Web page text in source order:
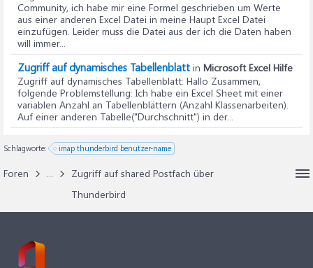
Community, ich habe mir eine Formel geschrieben um Werte
aus einer anderen Excel Datei in meine Haupt Excel Datei
einzufügen. Leider muss die Datei aus der ich die Daten haben
will immer...
Zugriff auf dynamisches Tabellenblatt in Microsoft Excel Hilfe
Zugriff auf dynamisches Tabellenblatt: Hallo Zusammen,
folgende Problemstellung: Ich habe ein Excel Sheet mit einer
variablen Anzahl an Tabellenblättern (Anzahl Klassenarbeiten).
Auf einer anderen Tabelle("Durchschnitt") in der...
Schlagworte: imap thunderbird benutzer-name
Foren ...
Zugriff auf shared Postfach über
Thunderbird